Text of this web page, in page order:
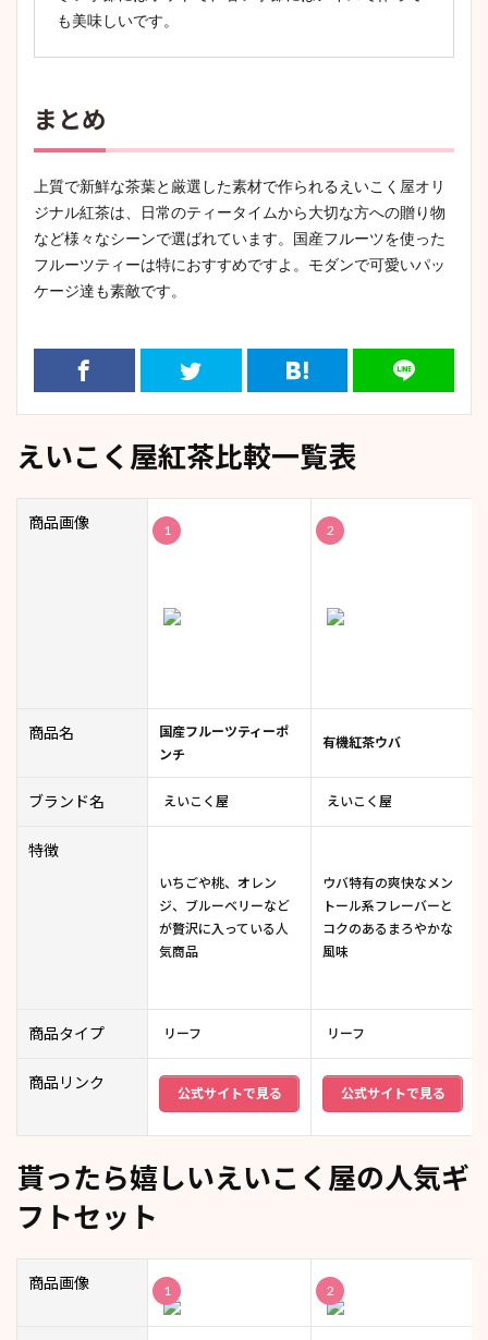
も美味しいです。
まとめ
上質で新鮮な茶葉と厳選した素材で作られるえいこく屋オリ
ジナル紅茶は、日常のティータイムから大切な方への贈り物
など様々なシーンで選ばれています。国産フルーツを使った
フルーツティーは特におすすめですよ。モダンで可愛いパッ
ケージ達も素敵です。
えいこく屋紅茶比較一覧表
商品画像 1 2
商品名
国産フルーツティーポ
ンチ
有機紅茶ウバ
ブランド名 えいこく屋 えいこく屋
特徴
いちごや桃、オレン
ジ、ブルーベリーなど
が贅沢に入っている人
気商品
ウバ特有の爽快なメン
トール系フレーバーと
コクのあるまろやかな
風味
商品タイプ リーフ リーフ
商品リンク
公式サイトで見る 公式サイトで見る
貰ったら嬉しいえいこく屋の人気ギ
フトセット
商品画像 1 2